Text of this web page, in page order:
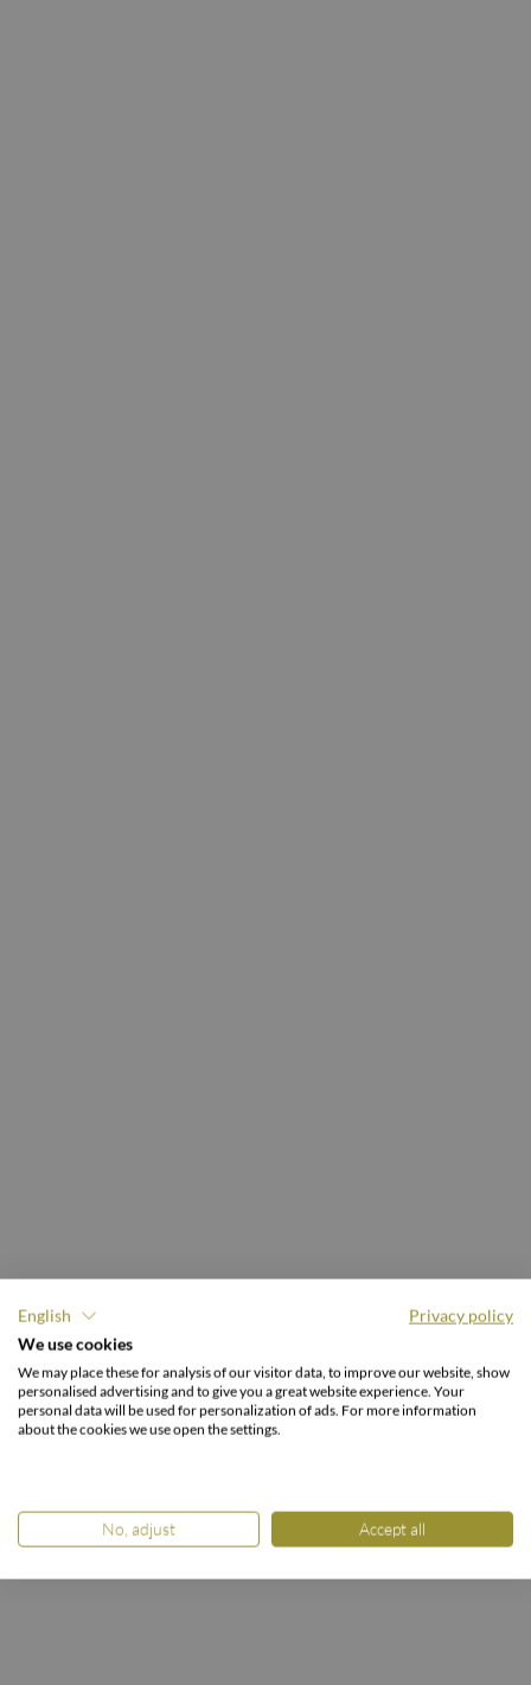
EIN GUT FÜRS LANDLEBEN.
In der Natur & mit der
Natur.
English
Privacy policy
We use cookies
We may place these for analysis of our visitor data, to improve our website, show
personalised advertising and to give you a great website experience. Your
personal data will be used for personalization of ads. For more information
about the cookies we use open the settings.
No, adjust Accept all